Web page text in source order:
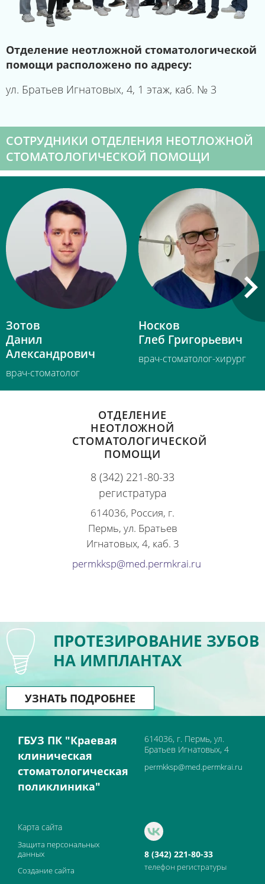
Отделение неотложной стоматологической
помощи расположено по адресу:
ул. Братьев Игнатовых, 4, 1 этаж, каб. № 3
СОТРУДНИКИ ОТДЕЛЕНИЯ НЕОТЛОЖНОЙ
СТОМАТОЛОГИЧЕСКОЙ ПОМОЩИ
Зотов
Данил
Александрович
врач-стоматолог
Носков
Глеб Григорьевич
врач-стоматолог-хирург
ОТДЕЛЕНИЕ
НЕОТЛОЖНОЙ
СТОМАТОЛОГИЧЕСКОЙ
ПОМОЩИ
8 (342) 221-80-33
регистратура
614036, Россия, г.
Пермь, ул. Братьев
Игнатовых, 4, каб. 3
permkksp@med.permkrai.ru
ПРОТЕЗИРОВАНИЕ ЗУБОВ
НА ИМПЛАНТАХ
УЗНАТЬ ПОДРОБНЕЕ
ГБУЗ ПК "Краевая
клиническая
стоматологическая
поликлиника"
614036, г. Пермь, ул.
Братьев Игнатовых, 4
permkksp@med.permkrai.ru
Карта сайта
Защита персональных
данных
Создание сайта
8 (342) 221-80-33
телефон регистратуры